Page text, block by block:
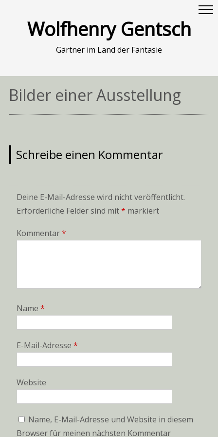
Wolfhenry Gentsch
Gärtner im Land der Fantasie
Bilder einer Ausstellung
Schreibe einen Kommentar
Deine E-Mail-Adresse wird nicht veröffentlicht.
Erforderliche Felder sind mit* markiert
Kommentar*
Name *
E-Mail-Adresse *
Website
Name, E-Mail-Adresse und Website in diesem
Browser für meinen nächsten Kommentar